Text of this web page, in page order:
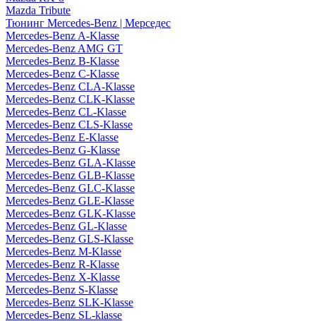
Mazda Tribute
Тюнинг Mercedes-Benz | Мерседес
Mercedes-Benz A-Klasse
Mercedes-Benz AMG GT
Mercedes-Benz B-Klasse
Mercedes-Benz C-Klasse
Mercedes-Benz CLA-Klasse
Mercedes-Benz CLK-Klasse
Mercedes-Benz CL-Klasse
Mercedes-Benz CLS-Klasse
Mercedes-Benz E-Klasse
Mercedes-Benz G-Klasse
Mercedes-Benz GLA-Klasse
Mercedes-Benz GLB-Klasse
Mercedes-Benz GLC-Klasse
Mercedes-Benz GLE-Klasse
Mercedes-Benz GLK-Klasse
Mercedes-Benz GL-Klasse
Mercedes-Benz GLS-Klasse
Mercedes-Benz M-Klasse
Mercedes-Benz R-Klasse
Mercedes-Benz X-Klasse
Mercedes-Benz S-Klasse
Mercedes-Benz SLK-Klasse
Mercedes-Benz SL-klasse